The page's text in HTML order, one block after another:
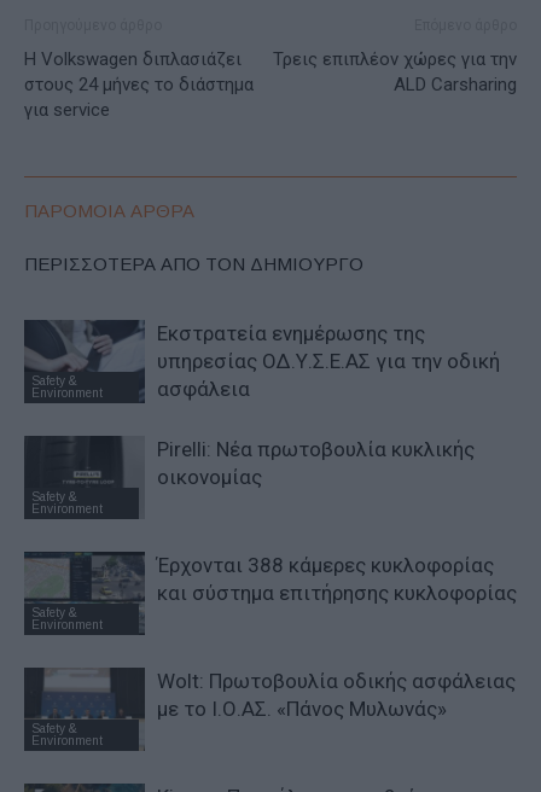
Η Volkswagen διπλασιάζει
στους 24 μήνες το διάστημα
για service
Τρεις επιπλέον χώρες για την
ALD Carsharing
ΠΑΡΟΜΟΙΑ ΑΡΘΡΑ
ΠΕΡΙΣΣΟΤΕΡΑ ΑΠΟ ΤΟΝ ΔΗΜΙΟΥΡΓΟ
Safety &
Environment
Εκστρατεία ενημέρωσης της
υπηρεσίας ΟΔ.Υ.Σ.Ε.ΑΣ για την οδική
ασφάλεια
Safety &
Environment
Pirelli: Νέα πρωτοβουλία κυκλικής
οικονομίας
Safety &
Environment
Έρχονται 388 κάμερες κυκλοφορίας
και σύστημα επιτήρησης κυκλοφορίας
Safety &
Environment
Wolt: Πρωτοβουλία οδικής ασφάλειας
με το Ι.Ο.ΑΣ. «Πάνος Μυλωνάς»